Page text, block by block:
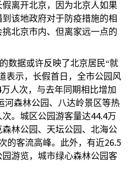
离开北京，因为北京人如果
该地政府对于防疫措施的相
北京市内、但离家远一点的
数据或许反映了北京居民“就
表示，长假首日，全市公园风
万人次，与去年同期相比增加
河森林公园、八达岭景区等热
。城区公园游客量达44.4万
林公园、天坛公园、北海公
的客流高峰。此外，有近26.5
游览，城市绿心森林公园客